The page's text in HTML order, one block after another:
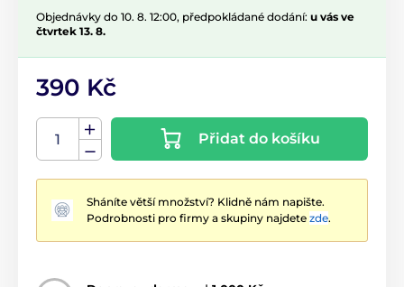
Objednávky do 10. 8. 12:00, předpokládané dodání: u vás ve
čtvrtek 13. 8.
390 Kč
Přidat do košíku
Sháníte větší množství? Klidně nám napište.
Podrobnosti pro firmy a skupiny najdete zde.